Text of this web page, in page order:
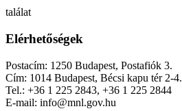
találat
Elérhetőségek
Postacím: 1250 Budapest, Postafiók 3.
Cím: 1014 Budapest, Bécsi kapu tér 2-4.
Tel.: +36 1 225 2843, +36 1 225 2844
E-mail: info@mnl.gov.hu